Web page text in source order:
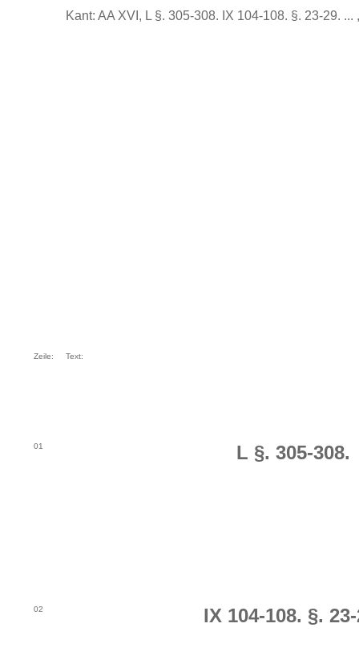
Kant: AA XVI, L §. 305-308. IX 104-108. §. 23-29. ...
Zeile: Text:
01 L §. 305-308.
02 IX 104-108. §.